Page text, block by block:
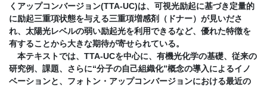
くアップコンバージョン(TTA-UC)は、可視光励起に基づき定量的
に励起三重項状態を与える三重項増感剤（ドナー）が見いださ
れ、太陽光レベルの弱い励起光を利用できるなど、優れた特徴を
有することから大きな期待が寄せられている。
本テキストでは、TTA-UCを中心に、有機光化学の基礎、従来の
研究例、課題、さらに“分子の自己組織化”概念の導入によるイノ
ベーションと、フォトン・アップコンバージョンにおける最近の